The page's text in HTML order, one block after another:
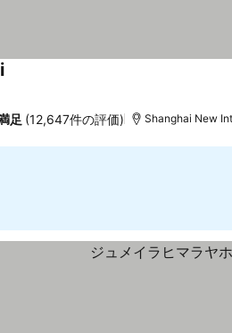
料金を表示
足 (12,647件の評価) Shanghai New